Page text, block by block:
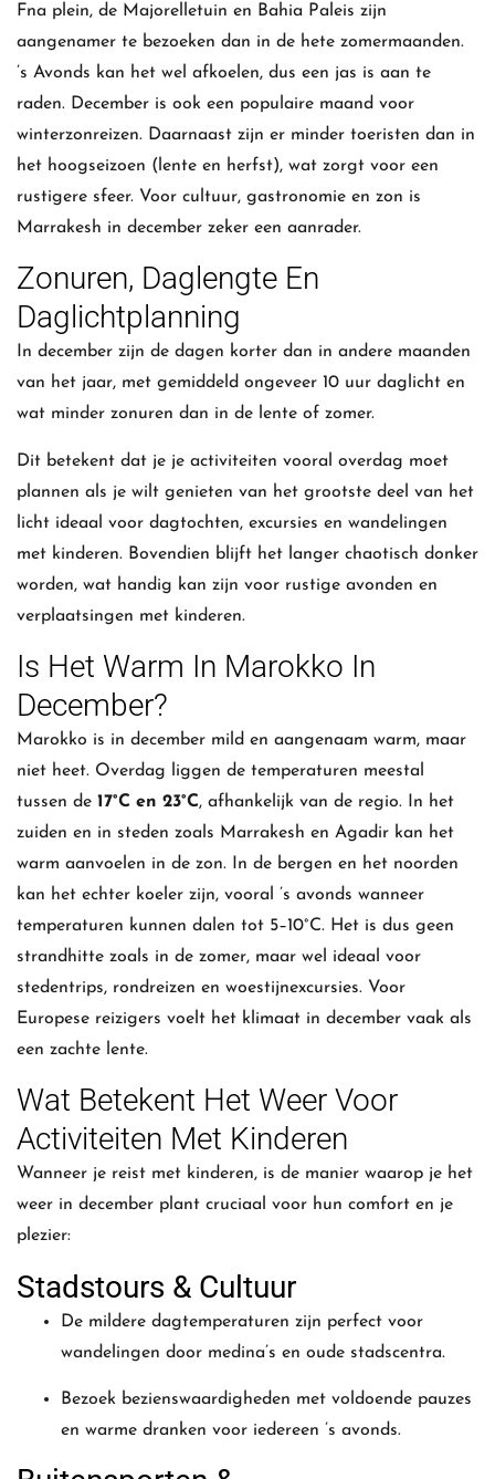
Fna plein, de Majorelletuin en Bahia Paleis zijn
aangenamer te bezoeken dan in de hete zomermaanden.
’s Avonds kan het wel afkoelen, dus een jas is aan te
raden. December is ook een populaire maand voor
winterzonreizen. Daarnaast zijn er minder toeristen dan in
het hoogseizoen (lente en herfst), wat zorgt voor een
rustigere sfeer. Voor cultuur, gastronomie en zon is
Marrakesh in december zeker een aanrader.
Zonuren, Daglengte En
Daglichtplanning
In december zijn de dagen korter dan in andere maanden
van het jaar, met gemiddeld ongeveer 10 uur daglicht en
wat minder zonuren dan in de lente of zomer.
Dit betekent dat je je activiteiten vooral overdag moet
plannen als je wilt genieten van het grootste deel van het
licht ideaal voor dagtochten, excursies en wandelingen
met kinderen. Bovendien blijft het langer chaotisch donker
worden, wat handig kan zijn voor rustige avonden en
verplaatsingen met kinderen.
Is Het Warm In Marokko In
December?
Marokko is in december mild en aangenaam warm, maar
niet heet. Overdag liggen de temperaturen meestal
tussen de 17°C en 23°C, afhankelijk van de regio. In het
zuiden en in steden zoals Marrakesh en Agadir kan het
warm aanvoelen in de zon. In de bergen en het noorden
kan het echter koeler zijn, vooral ’s avonds wanneer
temperaturen kunnen dalen tot 5–10°C. Het is dus geen
strandhitte zoals in de zomer, maar wel ideaal voor
stedentrips, rondreizen en woestijnexcursies. Voor
Europese reizigers voelt het klimaat in december vaak als
een zachte lente.
Wat Betekent Het Weer Voor
Activiteiten Met Kinderen
Wanneer je reist met kinderen, is de manier waarop je het
weer in december plant cruciaal voor hun comfort en je
plezier:
Stadstours & Cultuur
De mildere dagtemperaturen zijn perfect voor
wandelingen door medina’s en oude stadscentra.
Bezoek bezienswaardigheden met voldoende pauzes
en warme dranken voor iedereen ’s avonds.